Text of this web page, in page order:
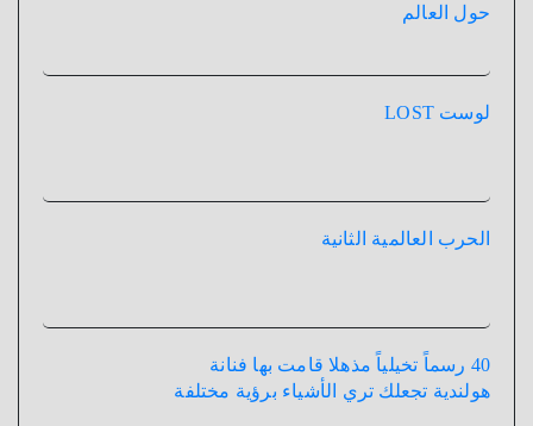
حول العالم
لوست LOST
الحرب العالمية الثانية
40 رسماً تخيلياً مذهلا قامت بها فنانة
هولندية تجعلك تري الأشياء برؤية مختلفة